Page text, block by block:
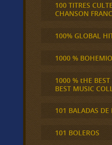
100 TITRES
CHANSON
100% GLOBAL
1000 % BOHEMIO
1000 % tHE BEST
BEST MUSIC
101 BALADAS DE
101 BOLEROS